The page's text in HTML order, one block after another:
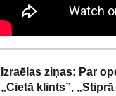
Izraēlas ziņas: Par
„Cietā klints”,